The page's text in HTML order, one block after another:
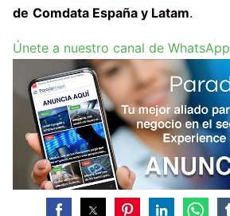
de Comdata España y Latam.
Únete a nuestro canal de WhatsApp